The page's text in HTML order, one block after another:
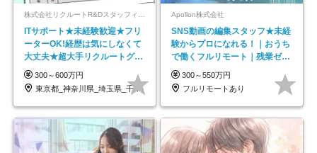
ITサポート★未経験歓迎★フリ
ーターOK!経歴は気にしなくて
大丈夫★超大手リクルートグル
ープの正社員/sg
300～600万円
東京都_神奈川県_埼玉県_千葉県_大阪府…
Apollon株式会社
SNS動画の編集スタッフ★未経
験からプロになれる！｜おうち
で働くフルリモート｜残業ゼロ
で18時退勤◎
300～550万円
フルリモートあり